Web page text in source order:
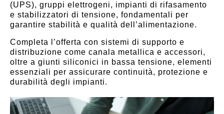
(UPS), gruppi elettrogeni, impianti di rifasamento
e stabilizzatori di tensione, fondamentali per
garantire stabilità e qualità dell’alimentazione.
Completa l’offerta con sistemi di supporto e
distribuzione come canala metallica e accessori,
oltre a giunti siliconici in bassa tensione, elementi
essenziali per assicurare continuità, protezione e
durabilità degli impianti.